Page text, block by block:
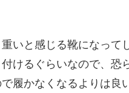
いと感じる靴になって
けるぐらいなので、恐
履かなくなるよりは良